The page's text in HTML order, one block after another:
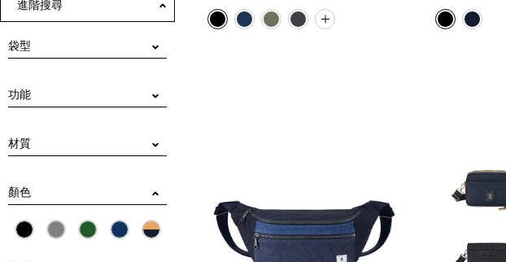
進階搜尋
袋型
腰包
功能
手提、肩背
可拆式調節背帶
固定式調節背帶
材質
尼龍
棉
丹寧
顏色